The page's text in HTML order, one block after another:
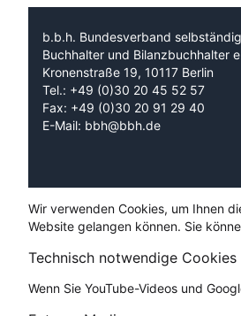
b.b.h. Bundesverband
Buchhalter und Bilanzbuchhalter
Kronenstraße 19, 10117 Berlin
Tel.: +49 (0)30 20 45 52 57
Fax: +49 (0)30 20 91 29 40
E-Mail: bbh@bbh.de
Wir verwenden Cookies, um Ihnen
Website gelangen können. Sie
Technisch notwendige Cookies
Wenn Sie YouTube-Videos und